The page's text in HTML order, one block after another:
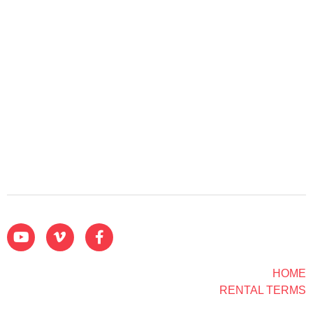
HOME
RENTAL TERMS